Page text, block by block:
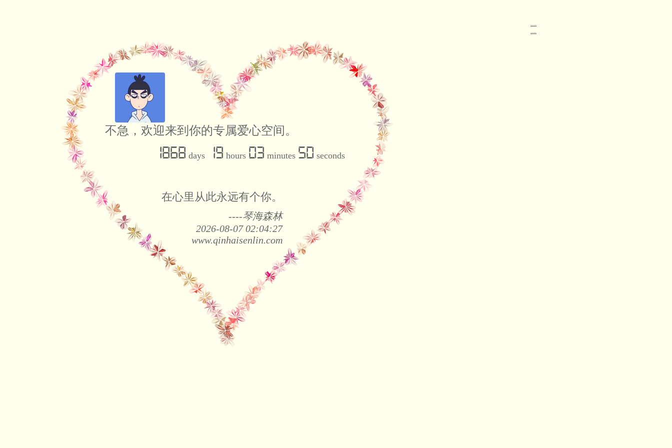
不急，欢迎来到你的专属爱心空间。
1868 days 19 hours 03 minutes 51 seconds
在心里从此永远有个你。
----琴海森林
2026-08-07 02:04:27
www.qinhaisenlin.com
....
....